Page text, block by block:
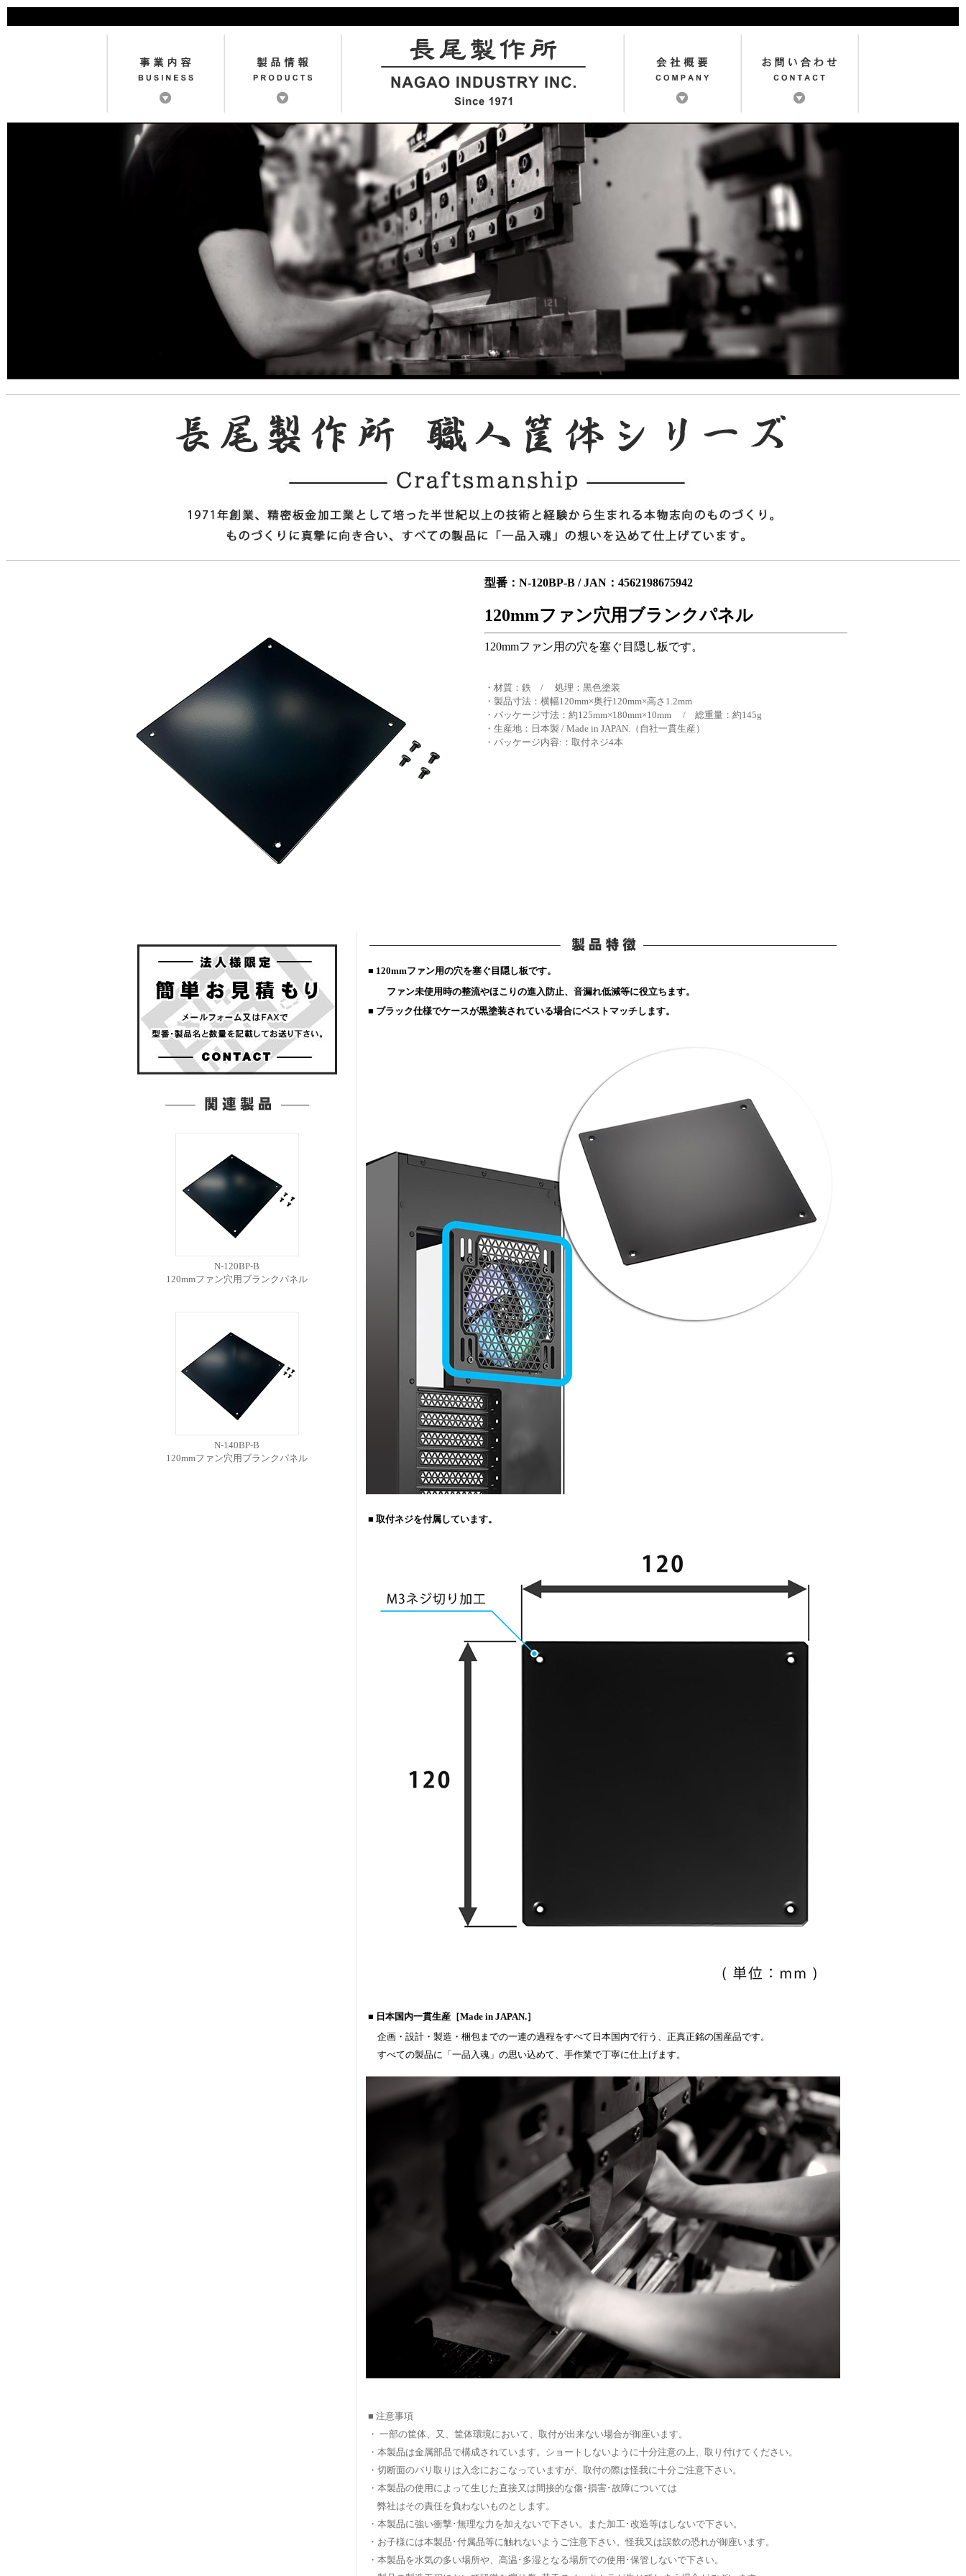
型番：N-120BP-B / JAN：4562198675942
120mmファン穴用ブランクパネル
120mmファン用の穴を塞ぐ目隠し板です。
・材質：鉄 / 処理：黒色塗装
・製品寸法：横幅120mm×奥行120mm×高さ1.2mm
・パッケージ寸法：約125mm×180mm×10mm / 総重量：約145g
・生産地：日本製 / Made in JAPAN.（自社一貫生産）
・パッケージ内容:：取付ネジ4本
N-120BP-B
120mmファン穴用ブランクパネル
N-140BP-B
120mmファン穴用ブランクパネル
■ 120mmファン用の穴を塞ぐ目隠し板です。
ファン未使用時の整流やほこりの進入防止、音漏れ低減等に役立ちます。
■ ブラック仕様でケースが黒塗装されている場合にベストマッチします。
■ 取付ネジを付属しています。
■ 日本国内一貫生産［Made in JAPAN.］
企画・設計・製造・梱包までの一連の過程をすべて日本国内で行う、正真正銘の国産品です。
すべての製品に「一品入魂」の思い込めて、手作業で丁寧に仕上げます。
■ 注意事項
・ 一部の筐体、又、筐体環境において、取付が出来ない場合が御座います。
・本製品は金属部品で構成されています。ショートしないように十分注意の上、取り付けてください。
・切断面のバリ取りは入念におこなっていますが、取付の際は怪我に十分ご注意下さい。
・本製品の使用によって生じた直接又は間接的な傷･損害･故障については
弊社はその責任を負わないものとします。
・本製品に強い衝撃･無理な力を加えないで下さい。また加工･改造等はしないで下さい。
・お子様には本製品･付属品等に触れないようご注意下さい。怪我又は誤飲の恐れが御座います。
・本製品を水気の多い場所や、高温･多湿となる場所での使用･保管しないで下さい。